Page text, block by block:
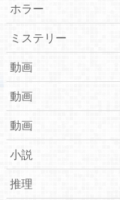
ホラー
ミステリー
動画
動画
動画
小説
推理